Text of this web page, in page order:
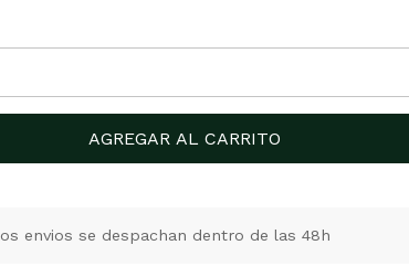
AGREGAR AL CARRITO
envios se despachan dentro de las 48h